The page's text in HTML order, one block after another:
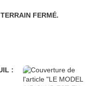
RISQUE INCENDIE TRÉS ÉLEVÉ : TERRAIN FERMÉ.